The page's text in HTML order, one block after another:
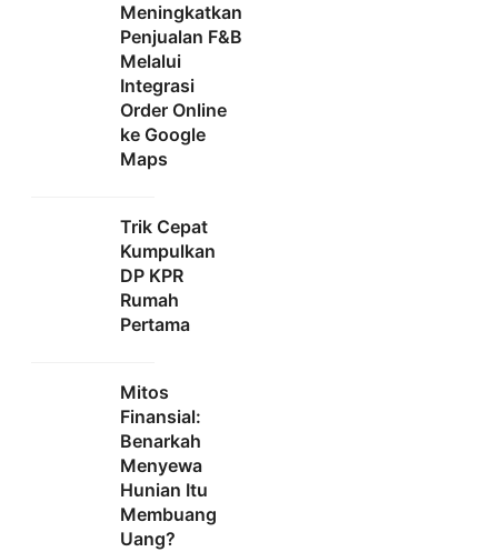
Meningkatkan
Penjualan F&B
Melalui
Integrasi
Order Online
ke Google
Maps
Trik Cepat
Kumpulkan
DP KPR
Rumah
Pertama
Mitos
Finansial:
Benarkah
Menyewa
Hunian Itu
Membuang
Uang?